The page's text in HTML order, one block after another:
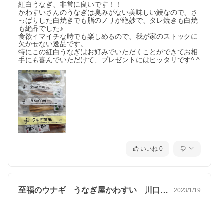
紅白うなぎ、非常に良いです！！
かわすいさんのうなぎは臭みがない美味しい鰻なので、さ
っぱりした白焼きでも脂のノリが絶妙で、タレ焼きも白焼
も絶品でした♪
食欲イマイチな時でも楽しめるので、我が家のストックに
欠かせない逸品です。
特にこの紅白うなぎはお好みでいただくことができてお相
手にも喜んでいただけて、プレゼントにはピッタリです^ ^
いいね 0
至福のウナギ うなぎ屋かわすい 川口水産 2023/1/19